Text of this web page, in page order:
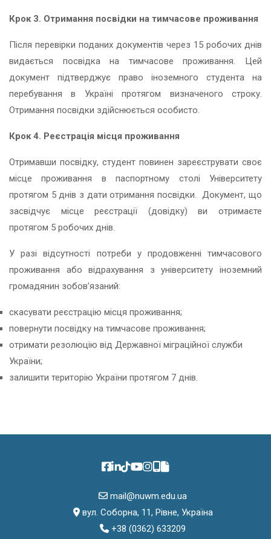
Крок 3. Отримання посвідки на тимчасове проживання
Після перевірки поданих документів через 15 робочих днів
видається посвідка на тимчасове проживання. Цей
документ підтверджує право іноземного студента на
перебування в Україні протягом визначеного строку.
Отримання посвідки здійснюється особисто.
Крок 4. Реєстрація місця проживання
Отримавши посвідку, студент повинен зареєструвати своє
місце проживання в паспортному столі Університету
протягом 5 днів з дати отримання посвідки. Документ, що
засвідчує місце реєстрації (довідку) ви отримаєте
протягом 5 робочих днів.
У разі відсутності потреби у продовженні тимчасового
проживання або відрахування з університету іноземний
громадянин зобов’язаний:
скасувати реєстрацію місця проживання;
повернути посвідку на тимчасове проживання;
отримати резолюцію від Державної міграційної служби
України;
залишити територію України протягом 7 днів.
mail@nuwm.edu.ua
вул. Соборна, 11, Рівне, Україна
+38 (0362) 633209